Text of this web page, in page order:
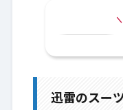
迅雷のスー